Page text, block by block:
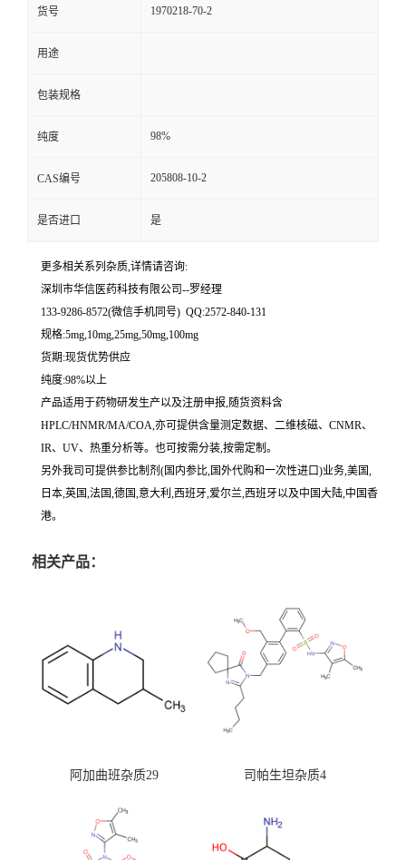
货号 1970218-70-2
用途
包装规格
纯度 98%
CAS编号 205808-10-2
是否进口 是
更多相关系列杂质,详情请咨询:
深圳市华信医药科技有限公司--罗经理
133-9286-8572(微信手机同号) QQ:2572-840-131
规格:5mg,10mg,25mg,50mg,100mg
货期:现货优势供应
纯度:98%以上
产品适用于药物研发生产以及注册申报,随货资料含
HPLC/HNMR/MA/COA,亦可提供含量测定数据、二维核磁、CNMR、
IR、UV、热重分析等。也可按需分装,按需定制。
另外我司可提供参比制剂(国内参比,国外代购和一次性进口)业务,美国,
日本,英国,法国,德国,意大利,西班牙,爱尔兰,西班牙以及中国大陆,中国香
港。
相关产品：
阿加曲班杂质29 司帕生坦杂质4